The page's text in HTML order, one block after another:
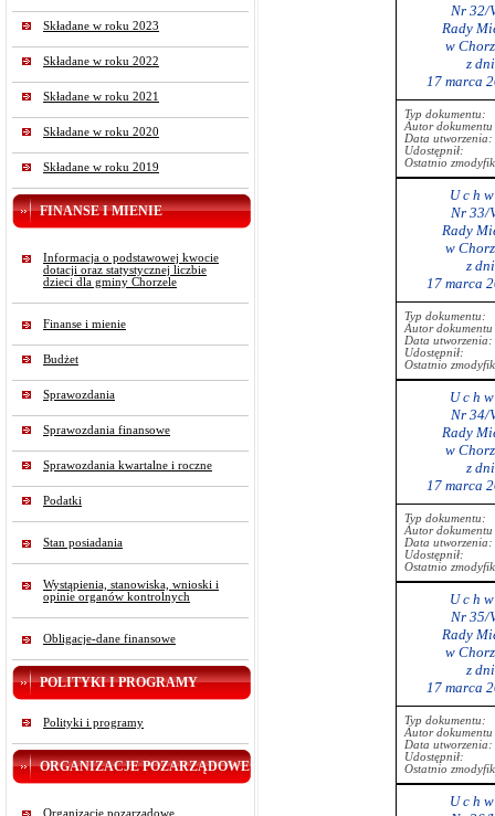
Składane w roku 2023
Składane w roku 2022
Składane w roku 2021
Składane w roku 2020
Składane w roku 2019
FINANSE I MIENIE
Informacja o podstawowej kwocie
dotacji oraz statystycznej liczbie
dzieci dla gminy Chorzele
Finanse i mienie
Budżet
Sprawozdania
Sprawozdania finansowe
Sprawozdania kwartalne i roczne
Podatki
Stan posiadania
Wystąpienia, stanowiska, wnioski i
opinie organów kontrolnych
Obligacje-dane finansowe
POLITYKI I PROGRAMY
Polityki i programy
ORGANIZACJE POZARZĄDOWE
Organizacje pozarządowe
Nr 32/
Rady
w
z
17 marca
Typ dokumentu:
Autor
Data utworzenia:
Udostępnił:
Ostatnio
U c h
Nr 33/
Rady
w
z
17 marca
Typ dokumentu:
Autor
Data utworzenia:
Udostępnił:
Ostatnio
U c h
Nr 34/
Rady
w
z
17 marca
Typ dokumentu:
Autor
Data utworzenia:
Udostępnił:
Ostatnio
U c h
Nr 35/
Rady
w
z
17 marca
Typ dokumentu:
Autor
Data utworzenia:
Udostępnił:
Ostatnio
U c h